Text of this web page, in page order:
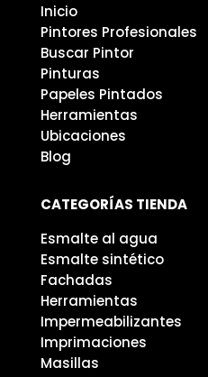
Inicio
Pintores Profesionales
Buscar Pintor
Pinturas
Papeles Pintados
Herramientas
Ubicaciones
Blog
CATEGORÍAS TIENDA
Esmalte al agua
Esmalte sintético
Fachadas
Herramientas
Impermeabilizantes
Imprimaciones
Masillas